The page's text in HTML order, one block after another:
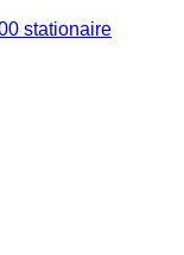
stationaire